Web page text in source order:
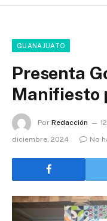
GUANAJUATO
Presenta
Manifiesto
Por Redacción
diciembre, 2024
No